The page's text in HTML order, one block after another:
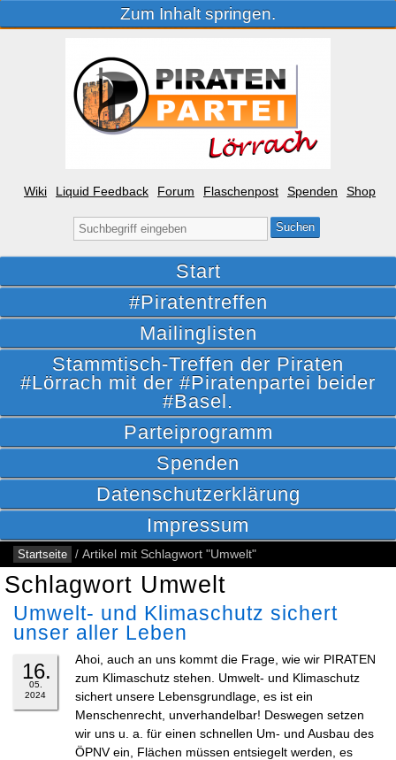
Zum Inhalt springen.
Wiki Liquid Feedback Forum Flaschenpost Spenden Shop
Suche
nach:
Start
#Piratentreffen
Mailinglisten
Stammtisch-Treffen der Piraten
#Lörrach mit der #Piratenpartei beider
#Basel.
Parteiprogramm
Spenden
Datenschutzerklärung
Impressum
Startseite / Artikel mit Schlagwort "Umwelt"
Schlagwort Umwelt
Umwelt- und Klimaschutz sichert
unser aller Leben
16.
05.
2024
Ahoi, auch an uns kommt die Frage, wie wir PIRATEN
zum Klimaschutz stehen. Umwelt- und Klimaschutz
sichert unsere Lebensgrundlage, es ist ein
Menschenrecht, unverhandelbar! Deswegen setzen
wir uns u. a. für einen schnellen Um- und Ausbau des
ÖPNV ein, Flächen müssen entsiegelt werden, es